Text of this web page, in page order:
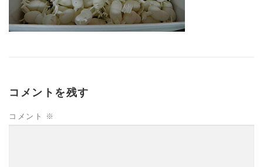
コメントを残す
コメント ※